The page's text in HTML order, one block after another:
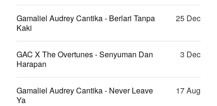
Gamaliel Audrey Cantika - Berlari Tanpa
Kaki
25 Dec
GAC X The Overtunes - Senyuman Dan
Harapan
3 Dec
Gamaliel Audrey Cantika - Never Leave
Ya
17 Aug